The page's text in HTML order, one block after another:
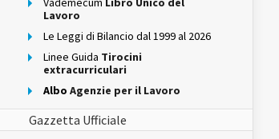
Lavoro
Le Leggi di Bilancio dal 1999 al 2026
Linee Guida Tirocini
extracurriculari
Albo Agenzie per il Lavoro
Gazzetta Ufficiale